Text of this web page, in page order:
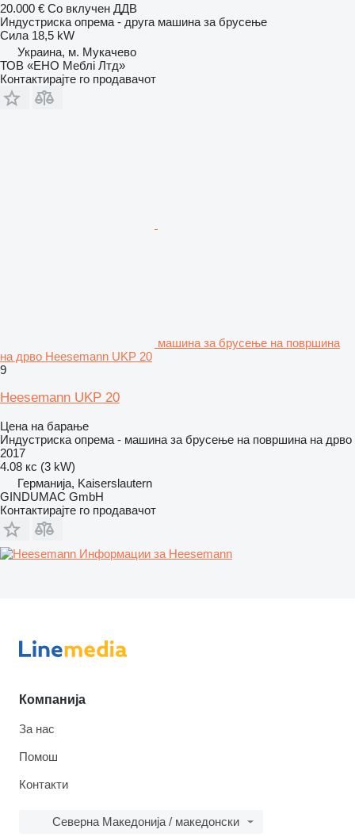
20.000 € Со вклучен ДДВ
Индустриска опрема - друга машина за брусење
Сила 18,5 kW
Украина, м. Мукачево
ТОВ «ЕНО Меблі Лтд»
Контактирајте го продавачот
машина за брусење на површина
на дрво Heesemann UKP 20
9
Heesemann UKP 20
Цена на барање
Индустриска опрема - машина за брусење на површина на дрво
2017
4.08 кс (3 kW)
Германија, Kaiserslautern
GINDUMAC GmbH
Контактирајте го продавачот
Информации за Heesemann
Компанија
За нас
Помош
Контакти
Северна Македонија / македонски